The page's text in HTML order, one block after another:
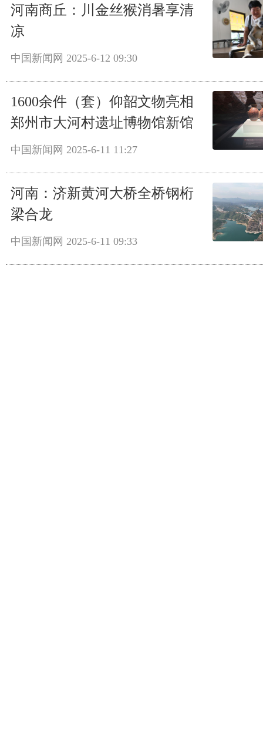
河南商丘：川金丝猴消暑享清
凉
中国新闻网 2025-6-12 09:30
1600余件（套）仰韶文物亮相
郑州市大河村遗址博物馆新馆
中国新闻网 2025-6-11 11:27
河南：济新黄河大桥全桥钢桁
梁合龙
中国新闻网 2025-6-11 09:33